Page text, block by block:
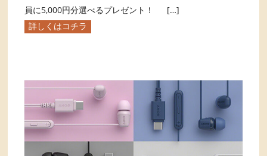
員に5,000円分選べるプレゼント！ […]
詳しくはコチラ